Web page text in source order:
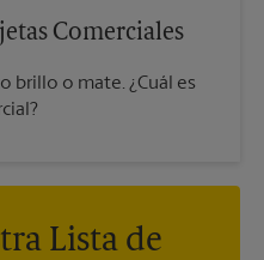
Comerciales
brillo o mate. ¿Cuál es
Lista de